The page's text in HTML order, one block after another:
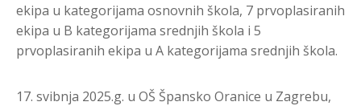
ekipa u kategorijama osnovnih škola, 7 prvoplasiranih
ekipa u B kategorijama srednjih škola i 5
prvoplasiranih ekipa u A kategorijama srednjih škola.
17. svibnja 2025.g. u OŠ Špansko Oranice u Zagrebu,